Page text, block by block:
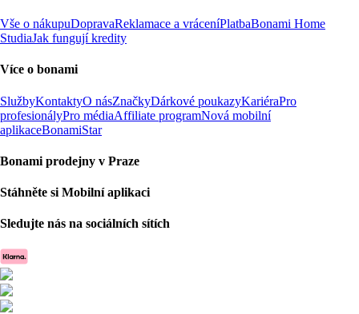
Vše o nákupuDopravaReklamace a vráceníPlatbaBonami Home
StudiaJak fungují kredity
Více o bonami
SlužbyKontaktyO násZnačkyDárkové poukazyKariéraPro
profesionályPro médiaAffiliate programNová mobilní
aplikaceBonamiStar
Bonami prodejny v Praze
Stáhněte si Mobilní aplikaci
Sledujte nás na sociálních sítích